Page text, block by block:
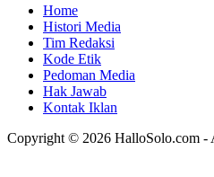
Home
Histori Media
Tim Redaksi
Kode Etik
Pedoman Media
Hak Jawab
Kontak Iklan
Copyright © 2026 HalloSolo.com -